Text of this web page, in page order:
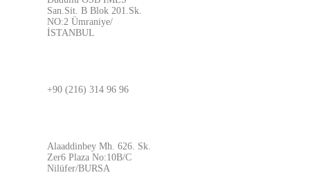
San.Sit. B Blok 201.Sk.
NO:2 Ümraniye/
İSTANBUL
+90 (216) 314 96 96
Alaaddinbey Mh. 626. Sk.
Zer6 Plaza No:10B/C
Nilüfer/BURSA